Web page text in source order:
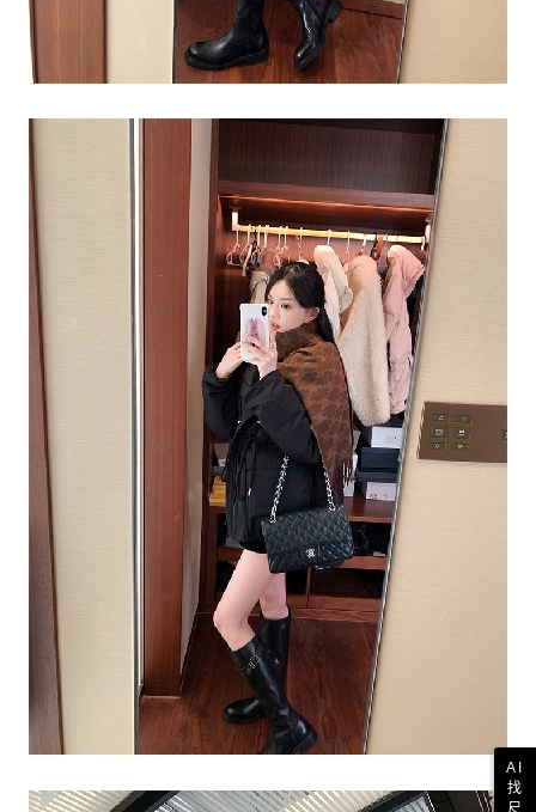
AI
找
尺